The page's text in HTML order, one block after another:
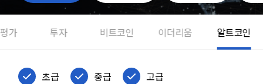
가 투자 비트코인 이더리움 알트코인
초급 중급 고급